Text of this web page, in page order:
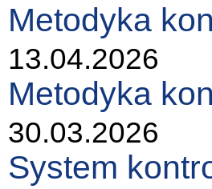
Metodyka
13.04.2026
Metodyka
30.03.2026
System